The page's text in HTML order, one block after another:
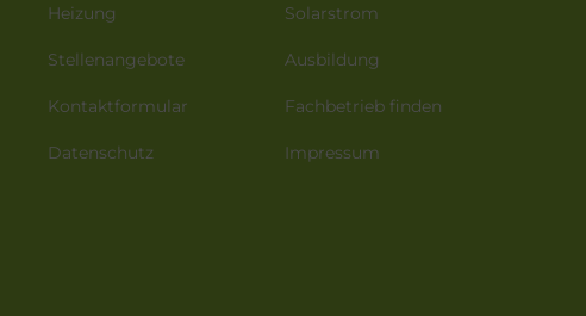
Heizung Solarstrom
Stellenangebote Ausbildung
Kontaktformular Fachbetrieb finden
Datenschutz Impressum